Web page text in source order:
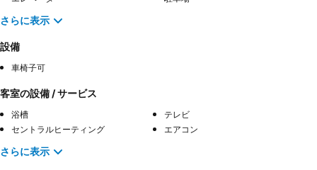
さらに表示
設備
車椅子可
客室の設備 / サービス
浴槽
テレビ
セントラルヒーティング
エアコン
さらに表示